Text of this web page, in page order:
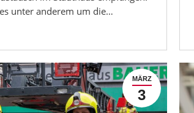
unter anderem um die…
MÄRZ
3